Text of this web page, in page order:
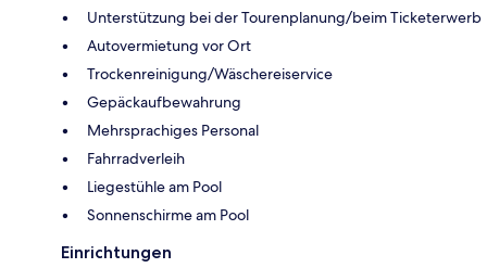
Unterstützung bei der Tourenplanung/beim Ticketerwerb
Autovermietung vor Ort
Trockenreinigung/Wäschereiservice
Gepäckaufbewahrung
Mehrsprachiges Personal
Fahrradverleih
Liegestühle am Pool
Sonnenschirme am Pool
Einrichtungen